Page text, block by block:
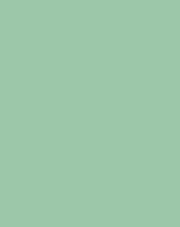
pas avec la